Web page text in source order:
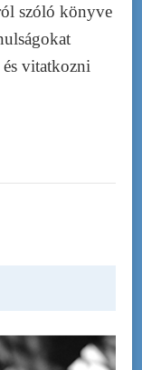
szóló könyve
vitatkozni